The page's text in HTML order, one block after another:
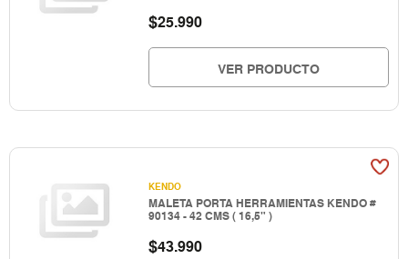
$25.990
VER PRODUCTO
KENDO
MALETA PORTA HERRAMIENTAS KENDO #
90134 - 42 CMS ( 16,5" )
$43.990